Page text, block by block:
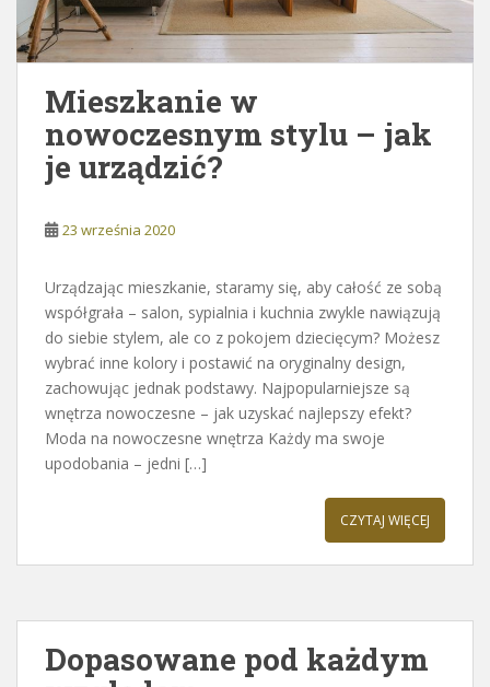
Mieszkanie w
nowoczesnym stylu – jak
je urządzić?
23 września 2020
Urządzając mieszkanie, staramy się, aby całość ze sobą
współgrała – salon, sypialnia i kuchnia zwykle nawiązują
do siebie stylem, ale co z pokojem dziecięcym? Możesz
wybrać inne kolory i postawić na oryginalny design,
zachowując jednak podstawy. Najpopularniejsze są
wnętrza nowoczesne – jak uzyskać najlepszy efekt?
Moda na nowoczesne wnętrza Każdy ma swoje
upodobania – jedni […]
CZYTAJ WIĘCEJ
Dopasowane pod każdym